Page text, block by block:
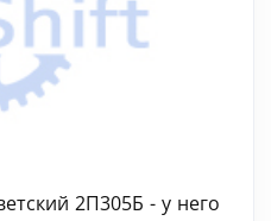
2П305Б - у него